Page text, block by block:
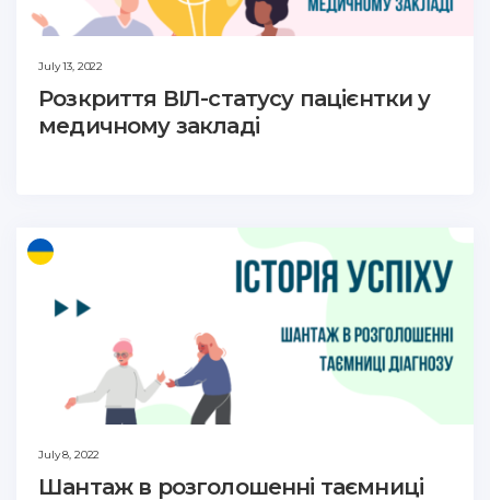
July 13, 2022
Розкриття ВІЛ-статусу пацієнтки у
медичному закладі
July 8, 2022
Шантаж в розголошенні таємниці